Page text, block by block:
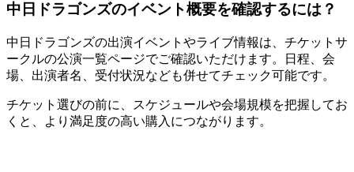
中日ドラゴンズのイベント概要を確認するには？
中日ドラゴンズの出演イベントやライブ情報は、チケットサ
ークルの公演一覧ページでご確認いただけます。日程、会
場、出演者名、受付状況なども併せてチェック可能です。
チケット選びの前に、スケジュールや会場規模を把握してお
くと、より満足度の高い購入につながります。